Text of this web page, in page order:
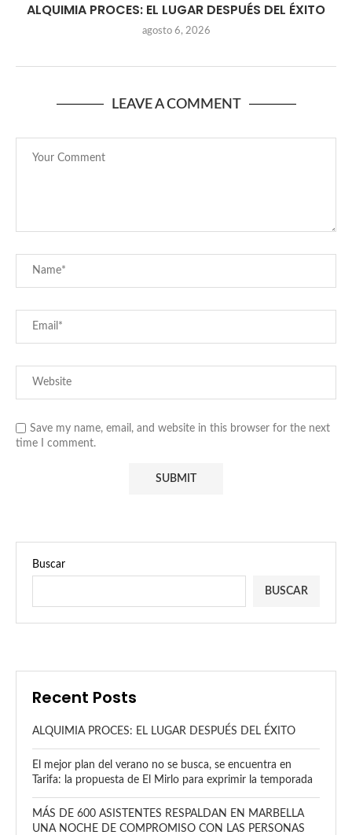
ALQUIMIA PROCES: EL LUGAR DESPUÉS DEL ÉXITO
agosto 6, 2026
LEAVE A COMMENT
Save my name, email, and website in this browser for the next
time I comment.
Buscar
BUSCAR
Recent Posts
ALQUIMIA PROCES: EL LUGAR DESPUÉS DEL ÉXITO
El mejor plan del verano no se busca, se encuentra en
Tarifa: la propuesta de El Mirlo para exprimir la temporada
MÁS DE 600 ASISTENTES RESPALDAN EN MARBELLA
UNA NOCHE DE COMPROMISO CON LAS PERSONAS